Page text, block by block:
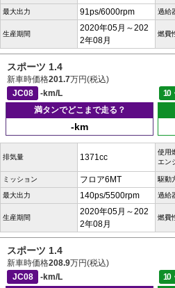
最大出力 91ps/6000rpm 過給
生産期間
2020年05月～202
2年08月
燃費
スポーツ 1.4
新車時価格201.7万円(税込)
JC08
-km/L 10
満タンでどこまで走る？
-km
排気量 1371cc
使用
エン
ミッション フロア6MT 駆動
最大出力 140ps/5500rpm 過給
生産期間
2020年05月～202
2年08月
燃費
スポーツ 1.4
新車時価格208.9万円(税込)
JC08
-km/L 10